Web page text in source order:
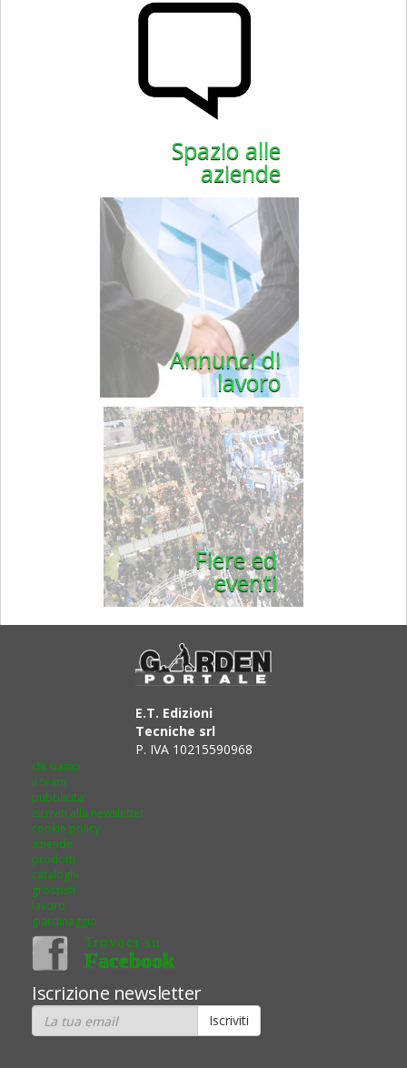
Spazio alle
aziende
Annunci di
lavoro
Fiere ed
eventi
E.T. Edizioni
Tecniche srl
P. IVA 10215590968
chi siamo
il team
pubblicita'
iscriviti alla newsletter
cookie policy
aziende
prodotti
cataloghi
grossisti
lavoro
giardinaggio
Trovaci su
Facebook
Iscrizione newsletter